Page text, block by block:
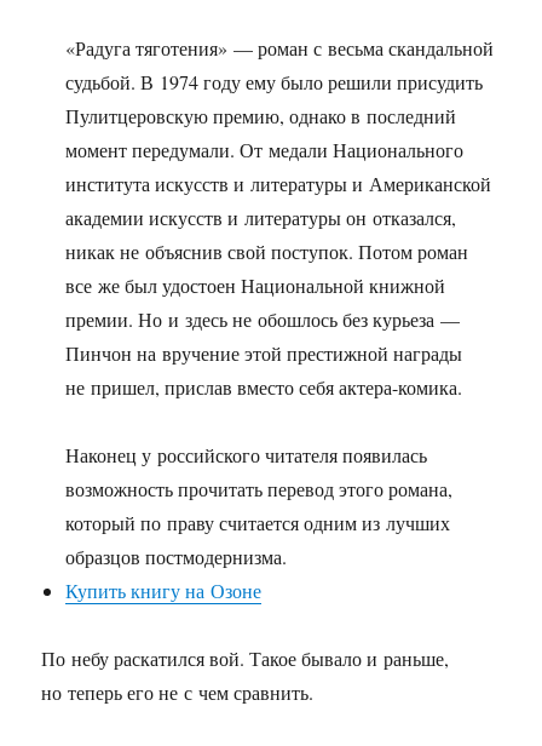
«Радуга тяготения» — роман с весьма скандальной
судьбой. В 1974 году ему было решили присудить
Пулитцеровскую премию, однако в последний
момент передумали. От медали Национального
института искусств и литературы и Американской
академии искусств и литературы он отказался,
никак не объяснив свой поступок. Потом роман
все же был удостоен Национальной книжной
премии. Но и здесь не обошлось без курьеза —
Пинчон на вручение этой престижной награды
не пришел, прислав вместо себя актера-комика.
Наконец у российского читателя появилась
возможность прочитать перевод этого романа,
который по праву считается одним из лучших
образцов постмодернизма.
Купить книгу на Озоне
По небу раскатился вой. Такое бывало и раньше,
но теперь его не с чем сравнить.